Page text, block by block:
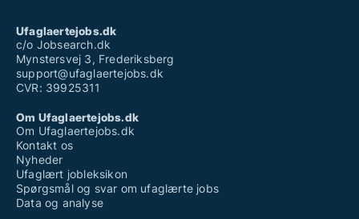
Vikarbureau randers ufaglært
Vikarbureau sosu ufaglært
Ufaglaertejobs.dk
c/o Jobsearch.dk
Mynstersvej 3, Frederiksberg
support@ufaglaertejobs.dk
CVR: 39925311
Om Ufaglaertejobs.dk
Om Ufaglaertejobs.dk
Kontakt os
Nyheder
Ufaglært jobleksikon
Spørgsmål og svar om ufaglærte jobs
Data og analyse